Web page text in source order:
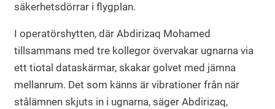
säkerhetsdörrar i flygplan.
I operatörshytten, där Abdirizaq Mohamed
tillsammans med tre kollegor övervakar ugnarna via
ett tiotal dataskärmar, skakar golvet med jämna
mellanrum. Det som känns är vibrationer från när
stålämnen skjuts in i ugnarna, säger Abdirizaq,